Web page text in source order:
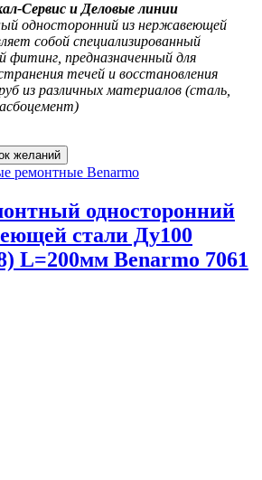
Сервис и Деловые линии
односторонний из нержавеющей
собой специализированный
фитинг, предназначенный для
течей и восстановления
из различных материалов (сталь,
желаний
ремонтные Benarmo
односторонний
стали Ду100
L=200мм Benarmo 7061